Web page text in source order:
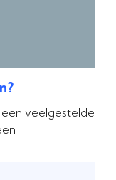
veelgestelde